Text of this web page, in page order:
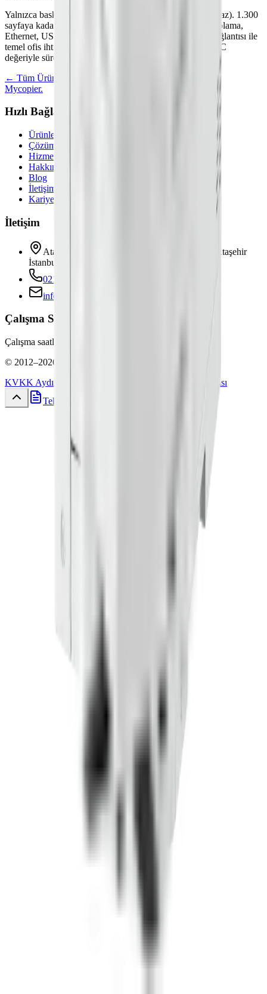
Yalnızca baskı işlevi vardır (tarama/kopyalama/faks yapmaz). 1.300
sayfaya kadar kağıt kapasitesi, 2 GB RAM + 32 GB depolama,
Ethernet, USB Type A/B ve opsiyonel kablosuz LAN bağlantısı ile
temel ofis ihtiyaçlarını karşılar; 0,32 kWh/hafta düşük TEC
değeriyle sürdürülebilir bir baskı altyapısı sağlar.
← Tüm Ürünler
Mycopier.
Hızlı Bağlantılar
Ürünler
Çözümler
Hizmetler
Hakkımızda
Blog
İletişim
Kariyer
İletişim
Atatürk Mah. Girne Cad. Ortanca Sk. No:4/1 Ataşehir
İstanbul
0216 469 7979
info@mycopier.net
Çalışma Saatleri
Çalışma saatleri belirtilmemiş.
© 2012–2026
KVKK Aydınlatma Metni
Çerez Politikası
Teklif Al